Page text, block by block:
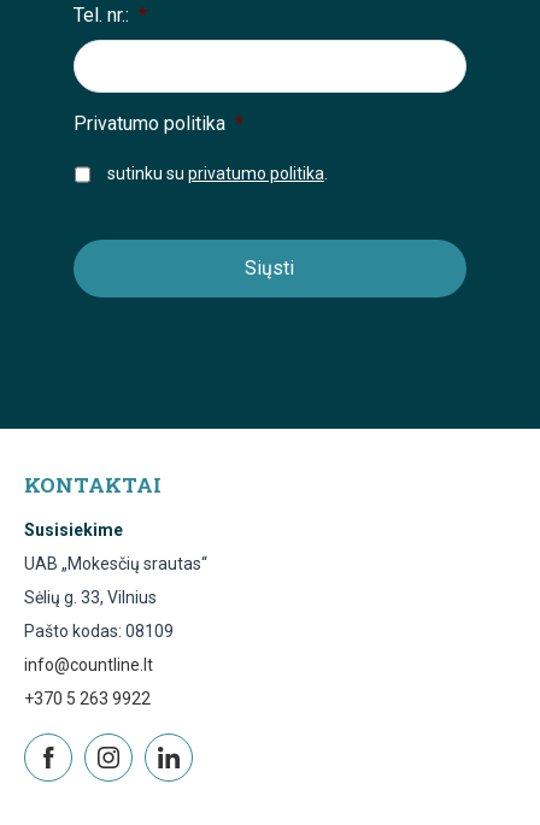
Tel. nr.: *
Privatumo politika *
sutinku su privatumo politika
KONTAKTAI
Susisiekime
UAB „Mokesčių srautas“
Sėlių g. 33, Vilnius
Pašto kodas: 08109
info@countline.lt
+370 5 263 9922